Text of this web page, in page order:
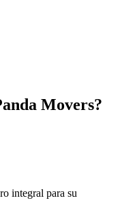
Movers?
integral para su